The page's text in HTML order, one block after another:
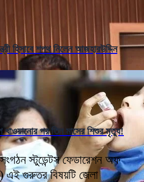
হিসাবে শপথ নিলেন আজহারউদ্দিন
খাওয়ানোর পর তিন মাসের শিশুর মৃত্যু!
স্টুডেন্টস ফেডারেশন অফ
গুরুতর বিষয়টি জেলা